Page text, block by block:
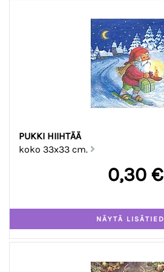
PUKKI HIIHTÄÄ
koko 33x33 cm.
0,30 €